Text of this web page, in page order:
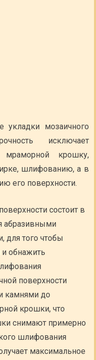
укладки мозаичного
исключает
мраморной крошку,
шлифованию, а в
его поверхности.
состоит в
абразивными
для того чтобы
и обнажить
поверхности
камнями до
крошки, что
снимают примерно
шлифования
максимальное